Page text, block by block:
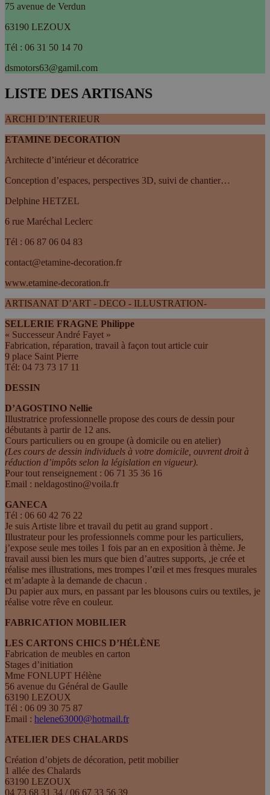
75 avenue de Verdun
63190 LEZOUX
Tél : 06 31 50 14 70
dsmotors63@gamil.com
LISTE DES ARTISANS
ARCHI D’INTERIEUR
ETAMINE DECORATION
Architecte d’intérieur et décoratrice
Conception d’espaces, perspectives 3D, suivi de chantier…
Delphine HETZEL
6 rue Maréchal Leclerc
Tél : 06 87 06 04 83
contact@etamine-decoration.fr
www.etamine-decoration.fr
ARTISANAT D’ART - DECO - ILLUSTRATION-
SELLERIE FRAGNE Philippe
« Successeur André Fayet »
Fabrication, réparation, travail à façon tout article cuir
9 place Saint Pierre
Tél: 04 73 73 17 11
DESSIN
D’AGOSTINO Nellie
Illustratrice professionnelle propose des cours de dessin pour
débutants à partir de 12 ans.
Cours particuliers ou en groupe (à domicile ou en atelier)
(Les cours de dessin individuels à votre domicile, ouvrent droit à
réduction d’impôts selon la législation en vigueur).
Pour tout renseignement : 06 71 35 36 16
Email : neldagostino@voila.fr
GANECA
Tél : 06 60 42 76 22
Je suis Artiste libre et travail du petit au grand support .
Illustrateur pour les professionnels comme pour les particuliers,
j’expose seule mes toiles 1 fois par an en exposition à thème. Je
travail aussi bien les murs que bien d’autres supports, ,je crée et
réalise mes illustrations, mes trompes l’œil et mes fresques murales
et m’adapte à la demande de chacun .
Du papier aux murs, en passant par les blousons cuirs ou textiles, je
réalise votre rêve en couleur.
FABRICATION MOBILIER
LES CARTONS CHICS D’HÉLÈNE
Fabrication de meubles en carton
Stages d’initiation
Mme FONLUPT Hélène
56 avenue du Général de Gaulle
63190 LEZOUX
Tél : 06 09 30 75 87
Email : helene63000@hotmail.fr
ATELIER DES CHALARDS
Création d’objets de décoration, petit mobilier
1 allée des Chalards
63190 LEZOUX
04 73 68 31 34 / 06 67 33 56 39